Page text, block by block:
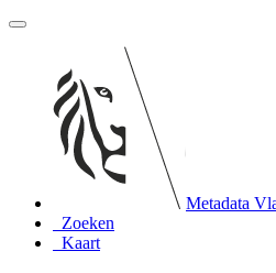
Metadata
Zoeken
Kaart